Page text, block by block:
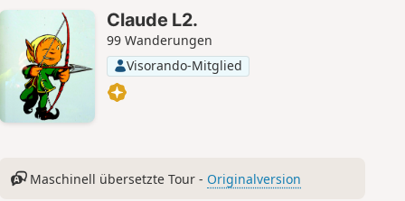
Claude L2.
99 Wanderungen
Visorando-Mitglied
Maschinell übersetzte Tour - Originalversion